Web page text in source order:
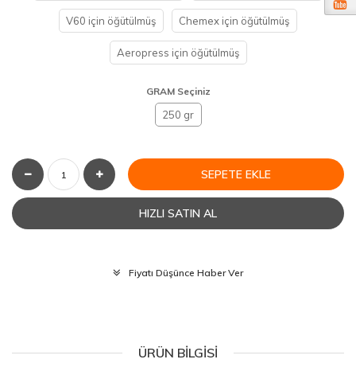
V60 için öğütülmüş Chemex için öğütülmüş
Aeropress için öğütülmüş
GRAM Seçiniz
250 gr
SEPETE EKLE
HIZLI SATIN AL
Fiyatı Düşünce Haber Ver
ÜRÜN BILGISI